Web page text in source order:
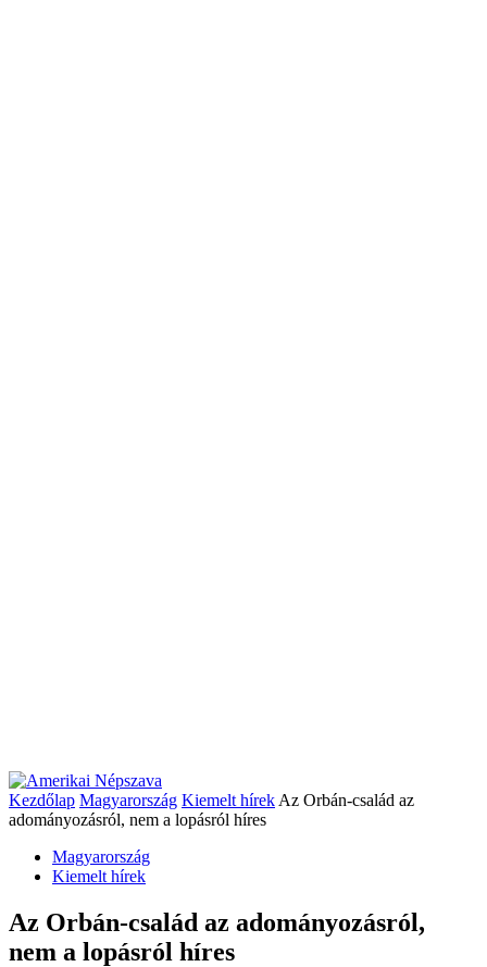
Kezdőlap Magyarország Kiemelt hírek Az Orbán-család az
adományozásról, nem a lopásról híres
Magyarország
Kiemelt hírek
Az Orbán-család az adományozásról,
nem a lopásról híres